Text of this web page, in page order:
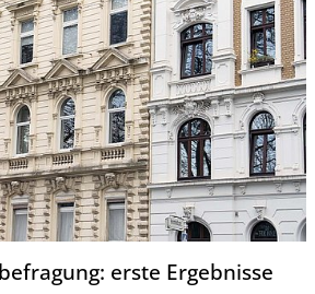
erste Ergebnisse